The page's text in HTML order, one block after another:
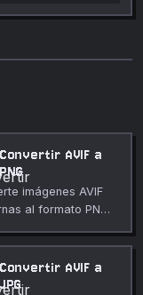
Convertir AVIF a
PNG
imágenes AVIF
al formato PNG
directamente
Convertir AVIF a
JPG